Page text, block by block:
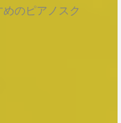
のピアノスク